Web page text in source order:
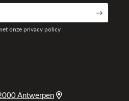
Antwerpen
onze privacy policy